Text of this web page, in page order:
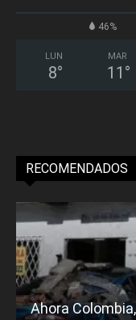
46%
LUN
8°
MAR
11 °
RECOMENDADOS
Ahora